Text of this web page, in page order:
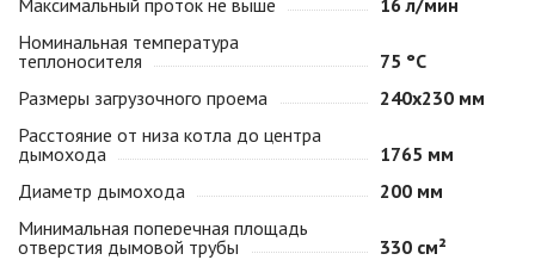
Максимальный проток не выше
16 л/мин
Номинальная температура
теплоносителя
75 °С
Размеры загрузочного проема
240х230 мм
Расстояние от низа котла до центра
дымохода
1765 мм
Диаметр дымохода
200 мм
Минимальная поперечная площадь
отверстия дымовой трубы
330 см²